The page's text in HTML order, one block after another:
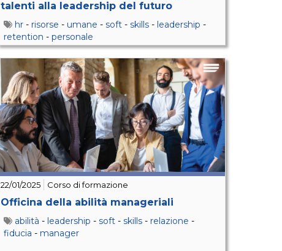
talenti alla leadership del futuro
hr- risorse - umane - soft- skills- leadership -
retention - personale
22/01/2025 Corso di formazione
Officina della abilità manageriali
abilità - leadership - soft- skills- relazione -
fiducia - manager